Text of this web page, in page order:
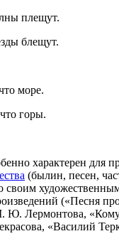
плещут.
блещут.
море.
горы.
характерен для
(былин, песен,
своим
(«Песня
Ю. Лермонтова,
«Василий